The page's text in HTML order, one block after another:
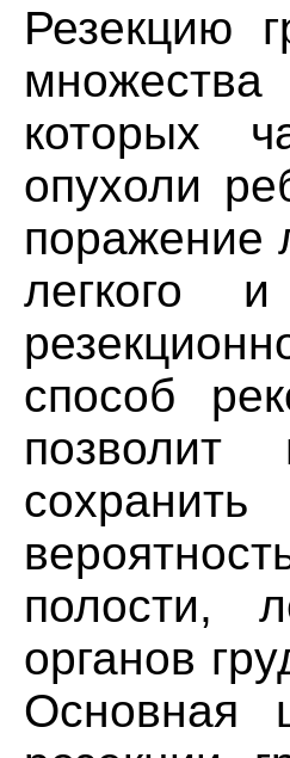
Резекцию
которых
опухоли
поражение
легкого
способ
позволит
полости,
органов
Основная